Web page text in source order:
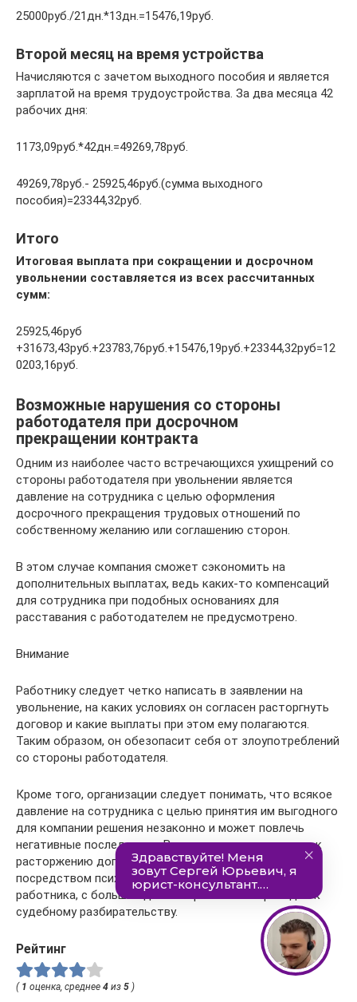
25000руб./21дн.*13дн.=15476,19руб.
Второй месяц на время устройства
Начисляются с зачетом выходного пособия и является
зарплатой на время трудоустройства. За два месяца 42
рабочих дня:
1173,09руб.*42дн.=49269,78руб.
49269,78руб.- 25925,46руб.(сумма выходного
пособия)=23344,32руб.
Итого
Итоговая выплата при сокращении и досрочном
увольнении составляется из всех рассчитанных
сумм:
25925,46руб
+31673,43руб.+23783,76руб.+15476,19руб.+23344,32руб=12
0203,16руб.
Возможные нарушения со стороны
работодателя при досрочном
прекращении контракта
Одним из наиболее часто встречающихся ухищрений со
стороны работодателя при увольнении является
давление на сотрудника с целью оформления
досрочного прекращения трудовых отношений по
собственному желанию или соглашению сторон.
В этом случае компания сможет сэкономить на
дополнительных выплатах, ведь каких-то компенсаций
для сотрудника при подобных основаниях для
расставания с работодателем не предусмотрено.
Внимание
Работнику следует четко написать в заявлении на
увольнение, на каких условиях он согласен расторгнуть
договор и какие выплаты при этом ему полагаются.
Таким образом, он обезопасит себя от злоупотреблений
со стороны работодателя.
Кроме того, организации следует понимать, что всякое
давление на сотрудника с целью принятия им выгодного
для компании решения незаконно и может повлечь
негативные последствия. В частности, принуждение к
расторжению договора по собственному желанию,
посредством психологического воздействия на
работника, с большой долей вероятности приведет к
судебному разбирательству.
Рейтинг
( 1 оценка, среднее 4 из 5 )